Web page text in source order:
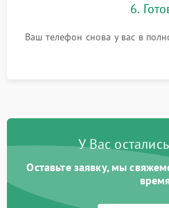
6.
Ваш телефон снова у вас в
У Вас
Оставьте заявку, мы